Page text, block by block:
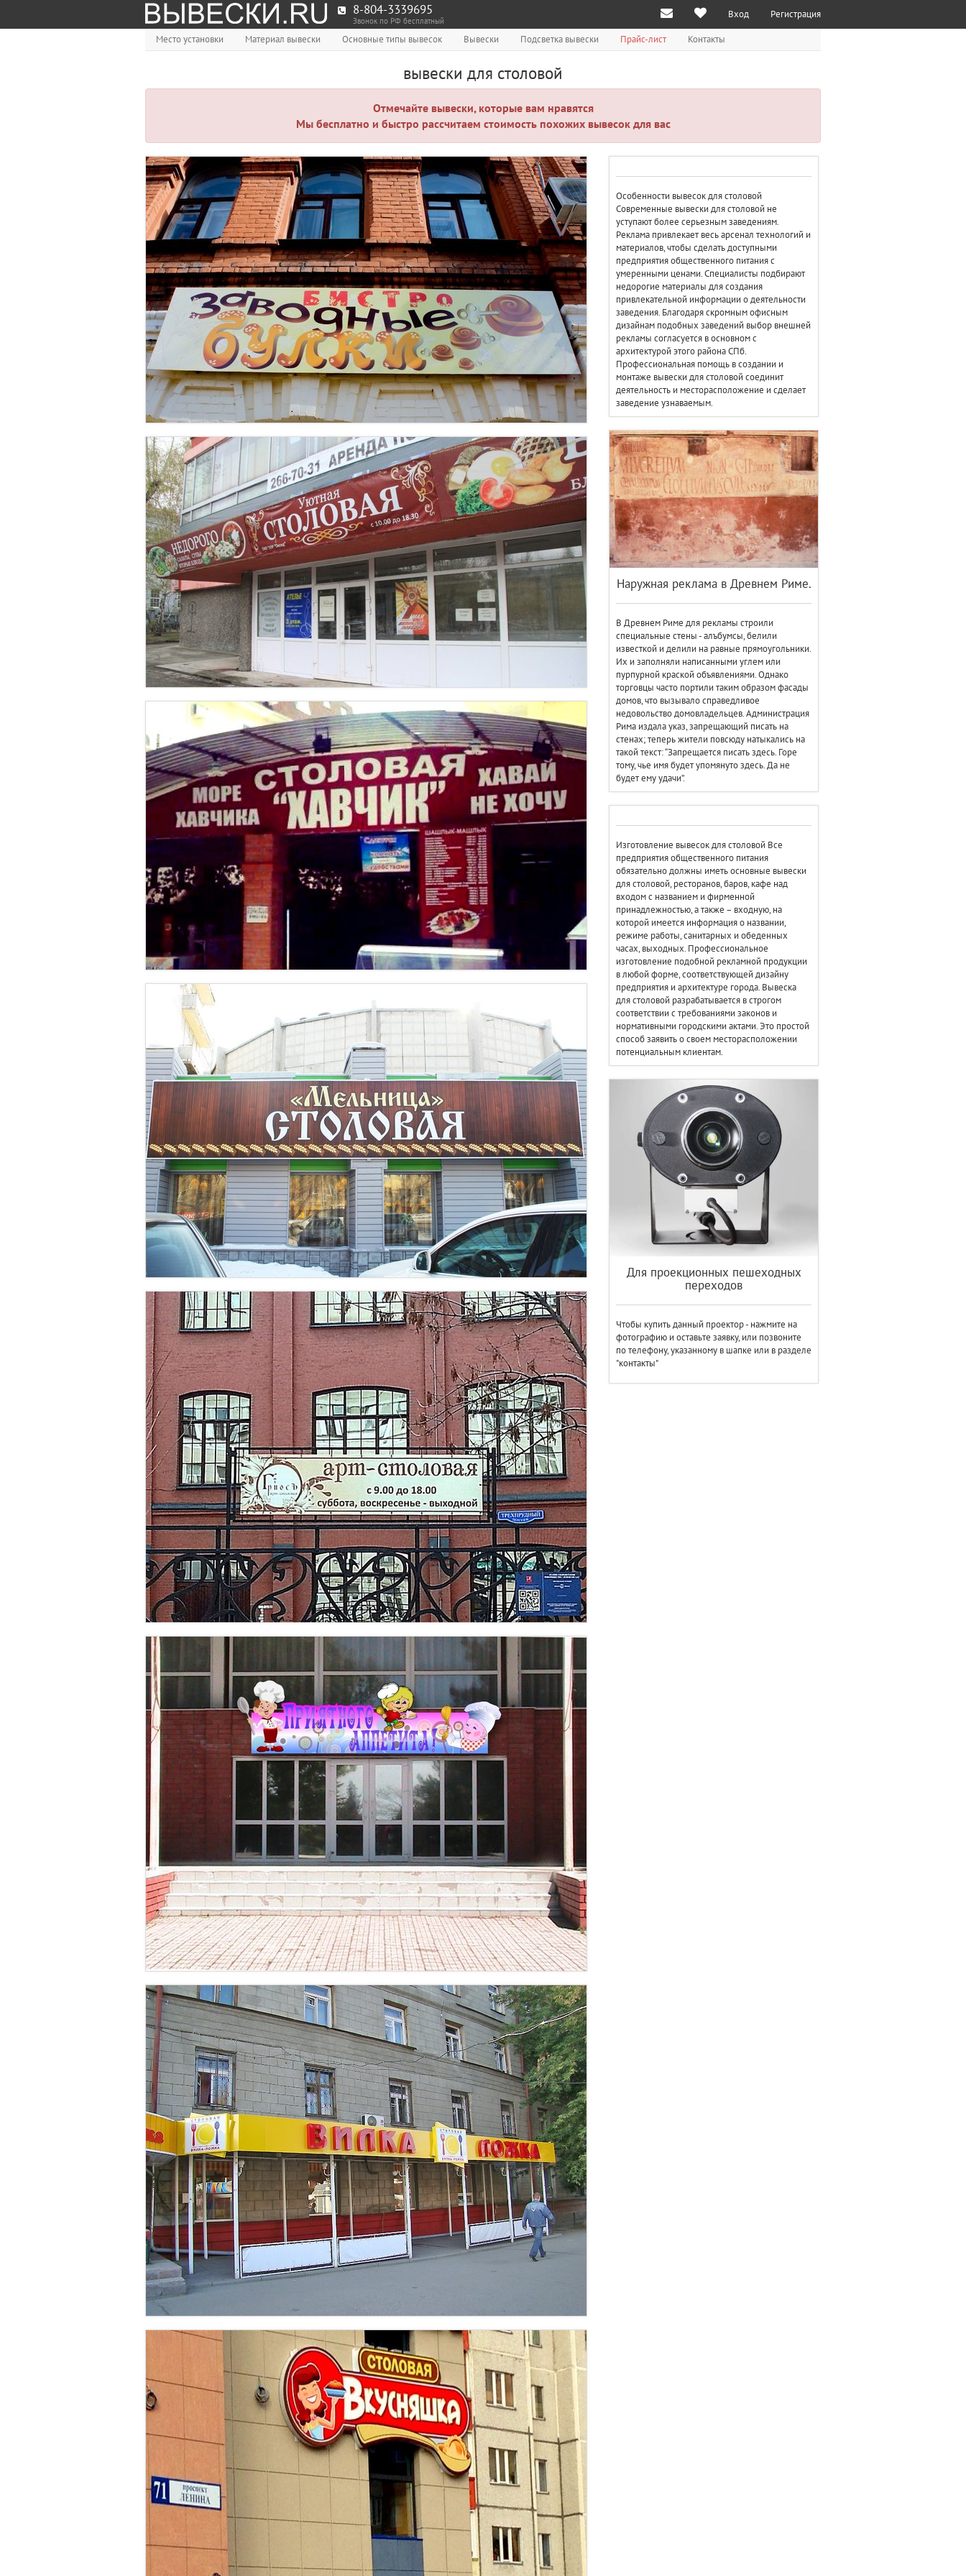
8-804-3339695
Звонок по РФ бесплатный
Вход Регистрация
Место установки Материал вывески Основные типы вывесок Вывески Подсветка вывески Прайс-лист Контакты
вывески для столовой
Отмечайте вывески, которые вам нравятся
Мы бесплатно и быстро рассчитаем стоимость похожих вывесок для вас
Особенности вывесок для столовой
Современные вывески для столовой не
уступают более серьезным заведениям.
Реклама привлекает весь арсенал технологий и
материалов, чтобы сделать доступными
предприятия общественного питания с
умеренными ценами. Специалисты подбирают
недорогие материалы для создания
привлекательной информации о деятельности
заведения. Благодаря скромным офисным
дизайнам подобных заведений выбор внешней
рекламы согласуется в основном с
архитектурой этого района СПб.
Профессиональная помощь в создании и
монтаже вывески для столовой соединит
деятельность и месторасположение и сделает
заведение узнаваемым.
Наружная реклама в Древнем Риме.
В Древнем Риме для рекламы строили
специальные стены - алъбумсы, белили
известкой и делили на равные прямоугольники.
Их и заполняли написанными углем или
пурпурной краской объявлениями. Однако
торговцы часто портили таким образом фасады
домов, что вызывало справедливое
недовольство домовладельцев. Администрация
Рима издала указ, запрещающий писать на
стенах; теперь жители повсюду натыкались на
такой текст: “Запрещается писать здесь. Горе
тому, чье имя будет упомянуто здесь. Да не
будет ему удачи”.
Изготовление вывесок для столовой Все
предприятия общественного питания
обязательно должны иметь основные вывески
для столовой, ресторанов, баров, кафе над
входом с названием и фирменной
принадлежностью, а также – входную, на
которой имеется информация о названии,
режиме работы, санитарных и обеденных
часах, выходных. Профессиональное
изготовление подобной рекламной продукции
в любой форме, соответствующей дизайну
предприятия и архитектуре города. Вывеска
для столовой разрабатывается в строгом
соответствии с требованиями законов и
нормативными городскими актами. Это простой
способ заявить о своем месторасположении
потенциальным клиентам.
Для проекционных пешеходных
переходов
Чтобы купить данный проектор - нажмите на
фотографию и оставьте заявку, или позвоните
по телефону, указанному в шапке или в разделе
"контакты"